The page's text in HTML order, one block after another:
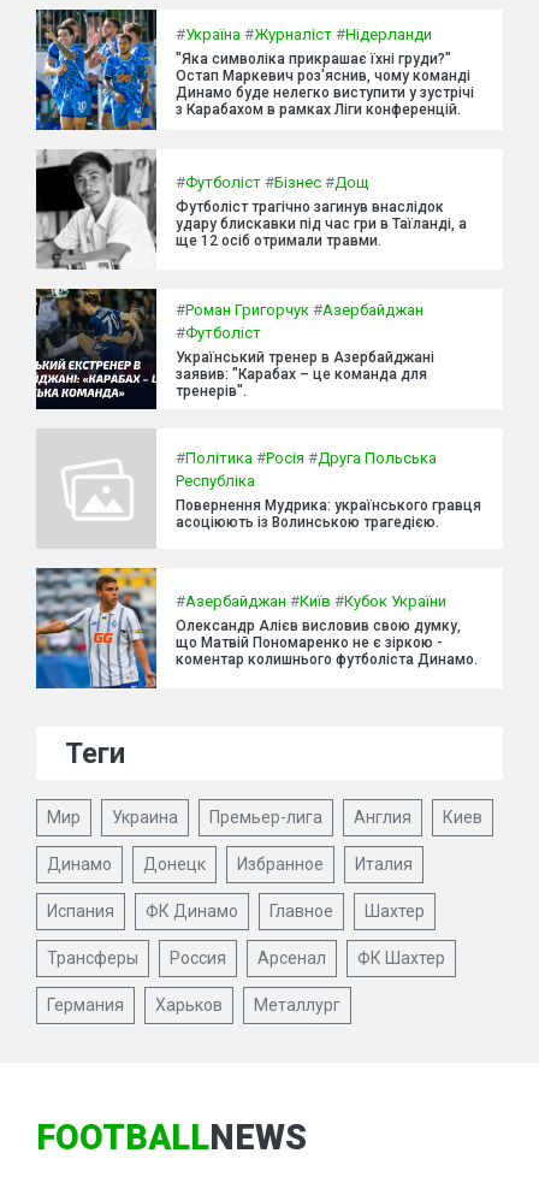
#Україна #Журналіст #Нідерланди
"Яка символіка прикрашає їхні груди?"
Остап Маркевич роз'яснив, чому команді
Динамо буде нелегко виступити у зустрічі
з Карабахом в рамках Ліги конференцій.
#Футболіст #Бізнес #Дощ
Футболіст трагічно загинув внаслідок
удару блискавки під час гри в Таїланді, а
ще 12 осіб отримали травми.
#Роман Григорчук #Азербайджан
#Футболіст
Український тренер в Азербайджані
заявив: "Карабах – це команда для
тренерів".
#Політика #Росія #Друга Польська
Республіка
Повернення Мудрика: українського гравця
асоціюють із Волинською трагедією.
#Азербайджан #Київ #Кубок України
Олександр Алієв висловив свою думку,
що Матвій Пономаренко не є зіркою -
коментар колишнього футболіста Динамо.
Теги
Мир Украина Премьер-лига Англия Киев
Динамо Донецк Избранное Италия
Испания ФК Динамо Главное Шахтер
Трансферы Россия Арсенал ФК Шахтер
Германия Харьков Металлург
FOOTBALLNEWS